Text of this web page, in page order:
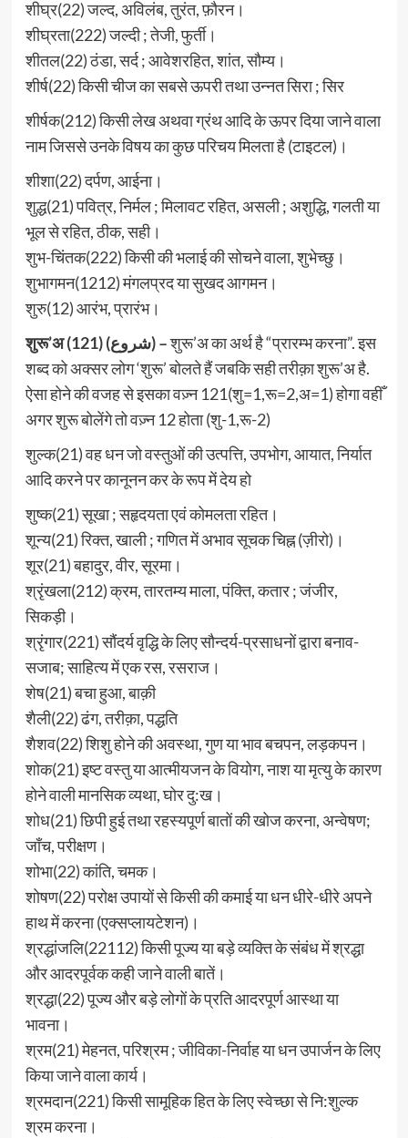
शीघ्र(22) जल्द, अविलंब, तुरंत, फ़ौरन।
शीघ्रता(222) जल्दी ; तेजी, फुर्ती।
शीतल(22) ठंडा, सर्द ; आवेशरहित, शांत, सौम्य।
शीर्ष(22) किसी चीज का सबसे ऊपरी तथा उन्नत सिरा ; सिर
शीर्षक(212) किसी लेख अथवा ग्रंथ आदि के ऊपर दिया जाने वाला
नाम जिससे उनके विषय का कुछ परिचय मिलता है (टाइटल)।
शीशा(22) दर्पण, आईना।
शुद्ध(21) पवित्र, निर्मल ; मिलावट रहित, असली ; अशुद्धि, गलती या
भूल से रहित, ठीक, सही।
शुभ-चिंतक(222) किसी की भलाई की सोचने वाला, शुभेच्छु।
शुभागमन(1212) मंगलप्रद या सुखद आगमन।
शुरु(12) आरंभ, प्रारंभ।
शुरू’अ (121) (شروع) –शुरू’अ का अर्थ है “प्रारम्भ करना”. इस
शब्द को अक्सर लोग ‘शुरू’ बोलते हैं जबकि सही तरीक़ा शुरू’अ है.
ऐसा होने की वजह से इसका वज़्न 121(शु=1,रू=2,अ=1) होगा वहीँ
अगर शुरू बोलेंगे तो वज़्न 12 होता (शु-1,रू-2)
शुल्क(21) वह धन जो वस्तुओं की उत्पत्ति, उपभोग, आयात, निर्यात
आदि करने पर कानूनन कर के रूप में देय हो
शुष्क(21) सूखा ; सहृदयता एवं कोमलता रहित।
शून्य(21) रिक्त, खाली ; गणित में अभाव सूचक चिह्न (ज़ीरो)।
शूर(21) बहादुर, वीर, सूरमा।
श्रृंखला(212) क्रम, तारतम्य माला, पंक्ति, कतार ; जंजीर,
सिकड़ी।
श्रृंगार(221) सौंदर्य वृद्धि के लिए सौन्दर्य-प्रसाधनों द्वारा बनाव-
सजाब; साहित्य में एक रस, रसराज।
शेष(21) बचा हुआ, बाक़ी
शैली(22) ढंग, तरीक़ा, पद्धति
शैशव(22) शिशु होने की अवस्था, गुण या भाव बचपन, लड़कपन।
शोक(21) इष्ट वस्तु या आत्मीयजन के वियोग, नाश या मृत्यु के कारण
होने वाली मानसिक व्यथा, घोर दु:ख।
शोध(21) छिपी हुई तथा रहस्यपूर्ण बातों की खोज करना, अन्वेषण;
जाँच, परीक्षण।
शोभा(22) कांति, चमक।
शोषण(22) परोक्ष उपायों से किसी की कमाई या धन धीरे-धीरे अपने
हाथ में करना (एक्सप्लायटेशन)।
श्रद्धांजलि(22112) किसी पूज्य या बड़े व्यक्ति के संबंध में श्रद्धा
और आदरपूर्वक कही जाने वाली बातें।
श्रद्धा(22) पूज्य और बड़े लोगों के प्रति आदरपूर्ण आस्था या
भावना।
श्रम(21) मेहनत, परिश्रम ; जीविका-निर्वाह या धन उपार्जन के लिए
किया जाने वाला कार्य।
श्रमदान(221) किसी सामूहिक हित के लिए स्वेच्छा से नि:शुल्क
श्रम करना।